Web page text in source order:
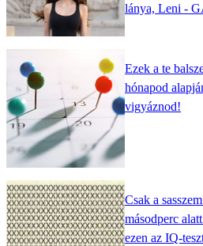
lánya, Leni -
Ezek a te
hónapod
vigyáznod!
Csak a
másodperc
ezen az IQ-